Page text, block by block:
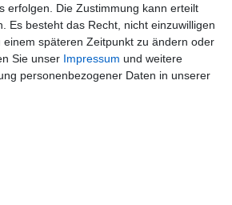
Abonnieren
** Hierbei handelt es sich um ein Pflichtfeld.
erfolgen. Die Zustimmung kann erteilt
Es besteht das Recht, nicht einzuwilligen
einem späteren Zeitpunkt zu ändern oder
Sie unser Impressum und weitere
personenbezogener Daten in unserer